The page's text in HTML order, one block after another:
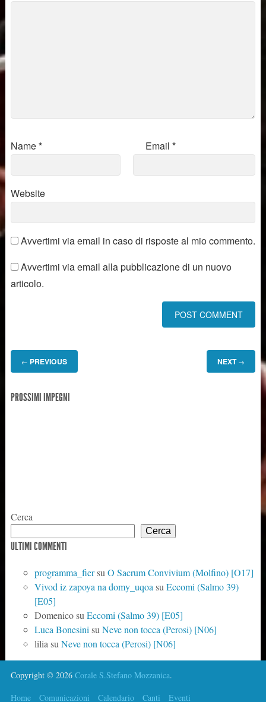
Name* Email *
Website
Avvertimi via email in caso di risposte al mio commento.
Avvertimi via email alla pubblicazione di un nuovo
articolo.
← PREVIOUS NEXT →
PROSSIMI IMPEGNI
Cerca
Cerca
ULTIMI COMMENTI
programma_fiersuO Sacrum Convivium (Molfino) [O17]
Vivod iz zapoya na domy_uqoasuEccomi (Salmo 39)
[E05]
DomenicosuEccomi (Salmo 39) [E05]
Luca BonesinisuNeve non tocca (Perosi) [N06]
liliasuNeve non tocca (Perosi) [N06]
Copyright © 2026 Corale S.Stefano Mozzanica.
Home
Comunicazioni Calendario Canti Eventi